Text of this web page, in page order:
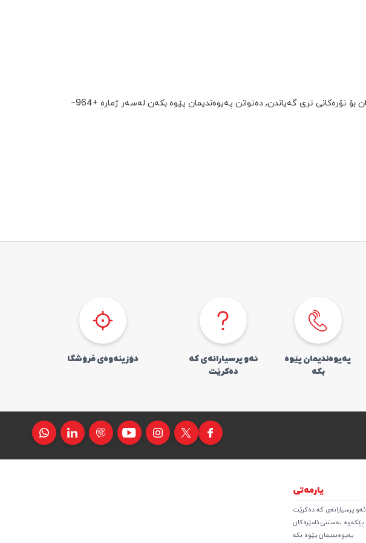
پەیوەندی بکە بە تیمی خزمەتگوزاریی کۆمپانیاکانەوە کە بەتایبەت بۆ خزمەتگوزاریی ئێوە دانراوە لەسەر ژمار323 ، یان بۆ تۆرەکانی تری گەیاندن, دەتوانن پەیوەندیمان پێوە بکەن لەسەر ژمارە +964-
پەیوەندیمان پێوە
بکە
ئەو پرسیارانەی کە
دەکرێت
دۆزینەوەی فرۆشگا
یارمەتی
ئەو پرسیارانەی کە دەکرێت
پێکەوە بەستنی ئامێرەکان
پەیوەندیمان پێوە بکە